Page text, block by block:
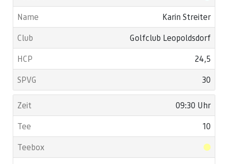
Karin Streiter
Golfclub Leopoldsdorf
24,5
30
09:30 Uhr
10